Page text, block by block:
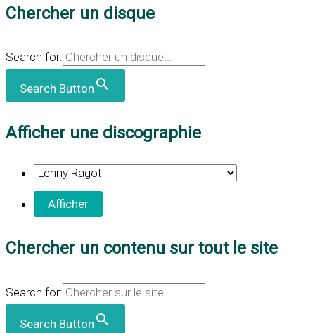
Chercher un disque
Search for:
Search Button
Afficher une discographie
Chercher un contenu sur tout le site
Search for:
Search Button